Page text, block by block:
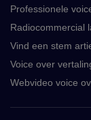
Professionele
Radiocommercial
Vind een stem
Voice over
Webvideo voice